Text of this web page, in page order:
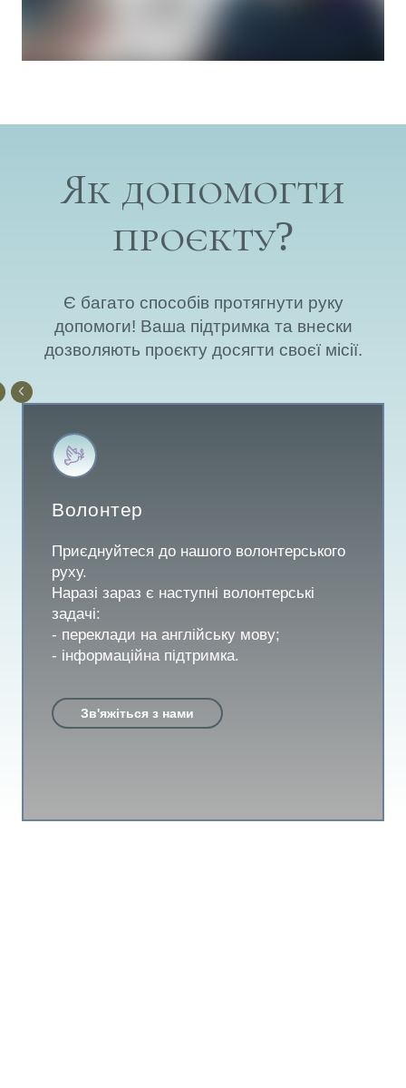
Як допомогти
проєкту?
Є багато способів протягнути руку
допомоги! Ваша підтримка та внески
дозволяють проєкту досягти своєї місії.
Волонтер
Приєднуйтеся до нашого волонтерського
руху.
Наразі зараз є наступні волонтерські
задачі:
- переклади на англійську мову;
- інформаційна підтримка.
Зв'яжіться з нами